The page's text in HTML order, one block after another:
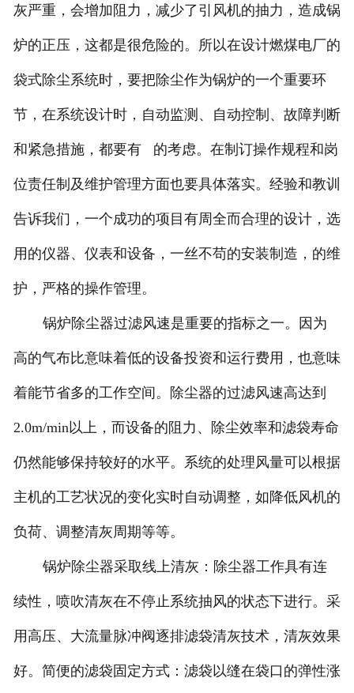
灰严重，会增加阻力，减少了引风机的抽力，造成锅
炉的正压，这都是很危险的。所以在设计燃煤电厂的
袋式除尘系统时，要把除尘作为锅炉的一个重要环
节，在系统设计时，自动监测、自动控制、故障判断
和紧急措施，都要有 的考虑。在制订操作规程和岗
位责任制及维护管理方面也要具体落实。经验和教训
告诉我们，一个成功的项目有周全而合理的设计，选
用的仪器、仪表和设备，一丝不苟的安装制造，的维
护，严格的操作管理。
锅炉除尘器过滤风速是重要的指标之一。因为
高的气布比意味着低的设备投资和运行费用，也意味
着能节省多的工作空间。除尘器的过滤风速高达到
2.0m/min以上，而设备的阻力、除尘效率和滤袋寿命
仍然能够保持较好的水平。系统的处理风量可以根据
主机的工艺状况的变化实时自动调整，如降低风机的
负荷、调整清灰周期等等。
锅炉除尘器采取线上清灰：除尘器工作具有连
续性，喷吹清灰在不停止系统抽风的状态下进行。采
用高压、大流量脉冲阀逐排滤袋清灰技术，清灰效果
好。简便的滤袋固定方式：滤袋以缝在袋口的弹性涨